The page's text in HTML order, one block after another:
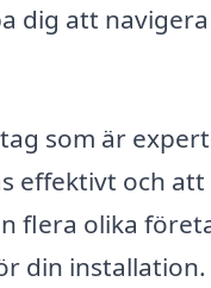
dig att
som är
effektivt och
olika
din installation.